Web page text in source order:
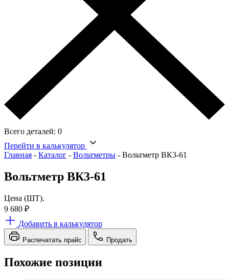
Всего деталей: 0
Перейти в калькулятор
Главная - Каталог - Вольтметры - Вольтметр ВК3-61
Вольтметр ВК3-61
Цена (ШТ).
9 680 ₽
Добавить в калькулятор
Распечатать прайс Продать
Похожие позиции